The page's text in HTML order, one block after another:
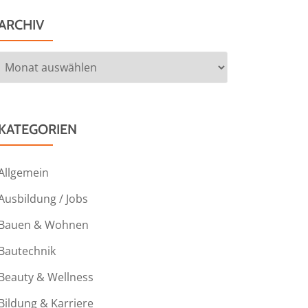
Archiv
/ Jobs
& Wohnen
& Wellness
& Karriere